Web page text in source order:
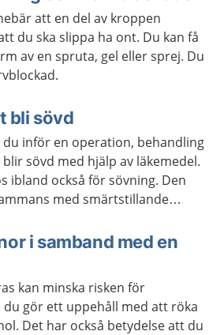
att en del av kroppen
du ska slippa ha ont. Du kan få
av en spruta, gel eller sprej. Du
bli sövd
inför en operation, behandling
sövd med hjälp av läkemedel.
ibland också för sövning. Den
med smärtstillande
i samband med en
kan minska risken för
gör ett uppehåll med att röka
Det har också betydelse att du